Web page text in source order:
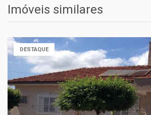
Imóveis similares
DESTAQUE